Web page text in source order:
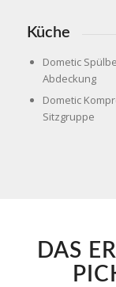
Küche
Dometic
Abdeckung
Dometic
Sitzgruppe
DAS